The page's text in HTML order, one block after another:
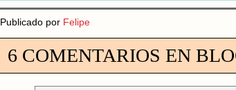
Publicado por Felipe
6 COMENTARIOS EN